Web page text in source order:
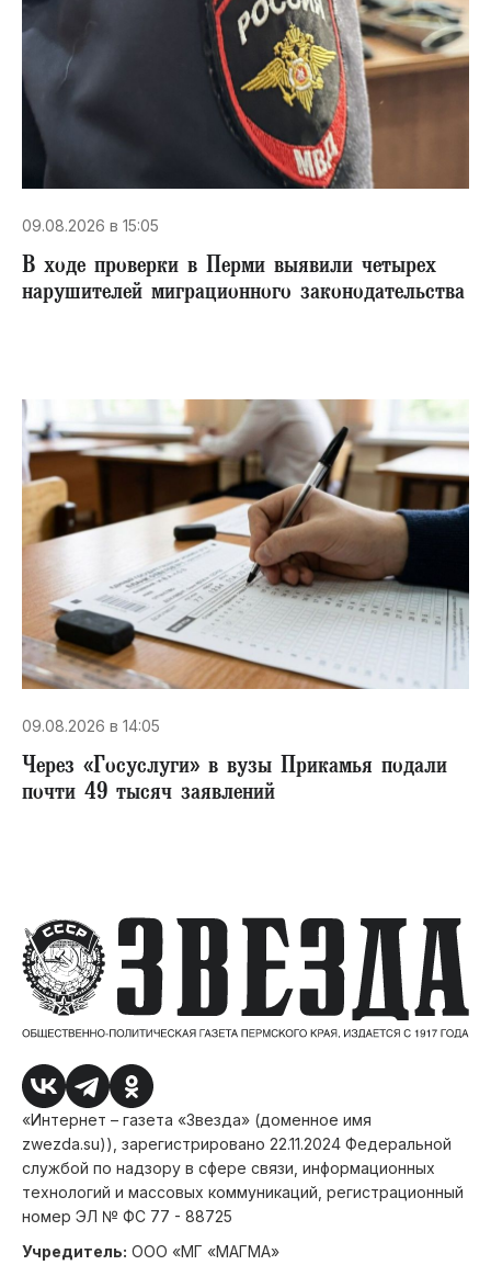
09.08.2026 в 15:05
В ходе проверки в Перми выявили четырех
нарушителей миграционного законодательства
09.08.2026 в 14:05
Через «Госуслуги» в вузы Прикамья подали
почти 49 тысяч заявлений
«Интернет – газета «Звезда» (доменное имя
zwezda.su)), зарегистрировано 22.11.2024 Федеральной
службой по надзору в сфере связи, информационных
технологий и массовых коммуникаций, регистрационный
номер ЭЛ № ФС 77 - 88725
Учредитель: ООО «МГ «МАГМА»